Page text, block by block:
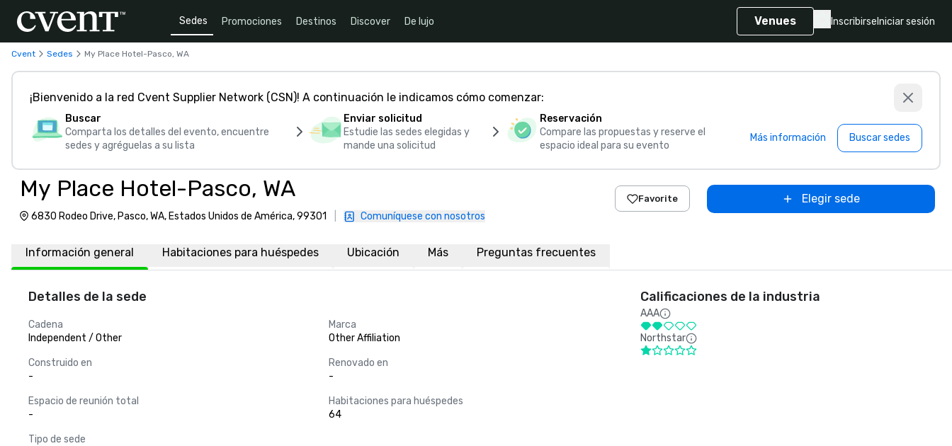
Sedes Promociones Destinos Discover De lujo Venues Inscribirse Iniciar sesión
Cvent Sedes My Place Hotel-Pasco, WA
¡Bienvenido a la red Cvent Supplier Network (CSN)! A continuación le indicamos cómo comenzar:
Buscar
Comparta los detalles del evento, encuentre
sedes y agréguelas a su lista
Enviar solicitud
Estudie las sedes elegidas y
mande una solicitud
Reservación
Compare las propuestas y reserve el
espacio ideal para su evento
Más información Buscar sedes
My Place Hotel-Pasco, WA
6830 Rodeo Drive, Pasco, WA, Estados Unidos de América, 99301 Comuníquese con nosotros
Favorite Elegir sede
Información general Habitaciones para huéspedes Ubicación Más Preguntas frecuentes
Detalles de la sede
Cadena
Independent / Other
Marca
Other Affiliation
Construido en
-
Renovado en
-
Espacio de reunión total
-
Habitaciones para huéspedes
64
Tipo de sede
Calificaciones de la industria
AAA
Northstar